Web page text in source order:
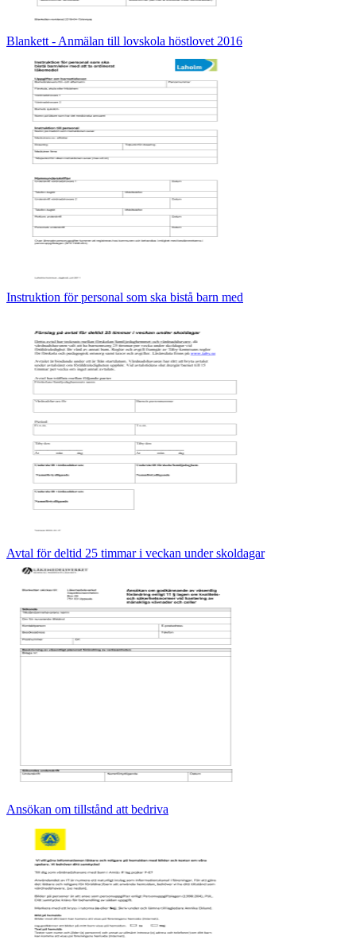
Blankett - Anmälan till lovskola höstlovet 2016
Instruktion för personal som ska bistå barn med
Avtal för deltid 25 timmar i veckan under skoldagar
Ansökan om tillstånd att bedriva